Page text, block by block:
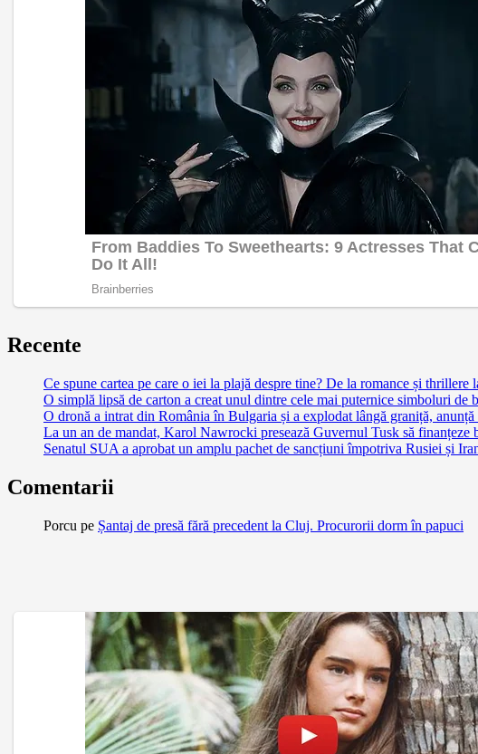
Recente
Ce spune cartea pe care o iei la plajă despre tine? De la romance și thrillere
O simplă lipsă de carton a creat unul dintre cele mai puternice simboluri
O dronă a intrat din România în Bulgaria și a explodat lângă graniță,
La un an de mandat, Karol Nawrocki presează Guvernul Tusk să
Senatul SUA a aprobat un amplu pachet de sancțiuni împotriva Rusiei și
Comentarii
Porcu pe Șantaj de presă fără precedent la Cluj. Procurorii dorm în papuci